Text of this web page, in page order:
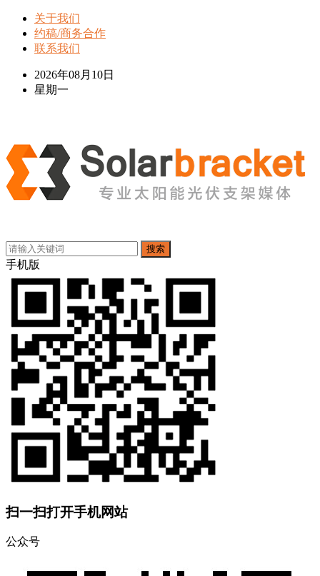
关于我们
约稿/商务合作
联系我们
2026年08月10日
星期一
搜索
手机版
扫一扫打开手机网站
公众号